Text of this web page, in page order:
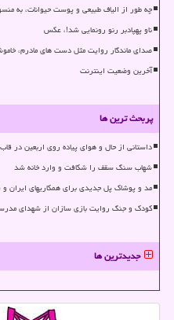
چه طور از الیاف طبیعی و پوست حیوانات، به
ناو پهپادبر رنو رونمایی شد!، عکس
صدای ماندگار روایت مثل دست های مادرم،
آخرین وضعیت اینترنت
پربحث ترین ها
داستانی از حال و هوای پیاده روی اربعین در قاب
شهاب سنگ سقف را شکافت و وارد خانه شد
مد و پوشاک پل جدیدی برای همکاریهای ایران و
کودک و جنگ روایت بازی سازان از شهدای
جدیدترین ها